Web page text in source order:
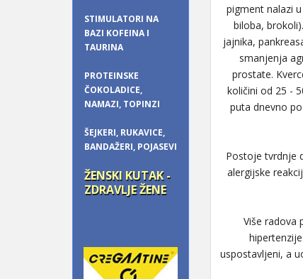
STIMULATORI NA
BAZI KOFEINA I
TAURINA
PROTEINSKE
ČOKOLADICE,
NAMAZI, TOPINZI
ŠEJKERI, RUKAVICE,
BANDAŽERI, POJASEVI
ŽENSKI KUTAK -
ZDRAVLJE ŽENE
pigment nalazi
biloba,
jajnika,
smanjenja
prostate.
količini od 25 -
puta dnevno
Postoje tvrdnje
alergijske
Više radova
uspostavljeni, a